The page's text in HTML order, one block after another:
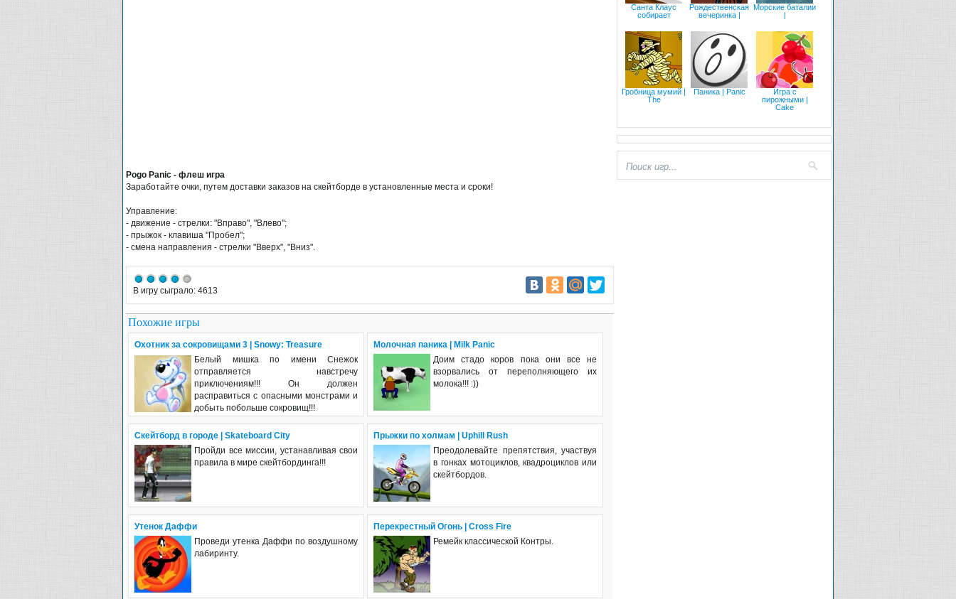
Pogo Panic - флеш игра
Заработайте очки, путем доставки заказов на скейтборде в установленные места и сроки!
Управление:
- движение - стрелки: "Вправо", "Влево";
- прыжок - клавиша "Пробел";
- смена направления - стрелки "Вверх", "Вниз".
В игру сыграло: 4613
Похожие игры
Охотник за сокровищами 3 | Snowy: Treasure
Белый мишка по имени Снежок
отправляется навстречу
приключениям!!! Он должен
расправиться с опасными монстрами и
добыть побольше сокровищ!!!
Молочная паника | Milk Panic
Доим стадо коров пока они все не
взорвались от переполняющего их
молока!!! :))
Cкейтборд в городе | Skateboard City
Пройди все миссии, устанавливая свои
правила в мире скейтбординга!!!
Прыжки по холмам | Uphill Rush
Преодолевайте препятствия, участвуя
в гонках мотоциклов, квадроциклов или
скейтбордов.
Утенок Даффи
Проведи утенка Даффи по воздушному
лабиринту.
Перекрестный Огонь | Cross Fire
Ремейк классической Контры.
Санта Клаус
собирает
Рождественская
вечеринка |
Морские баталии
Гробница мумий |
The
Паника | Panic
Игра с
пирожными |
Cake